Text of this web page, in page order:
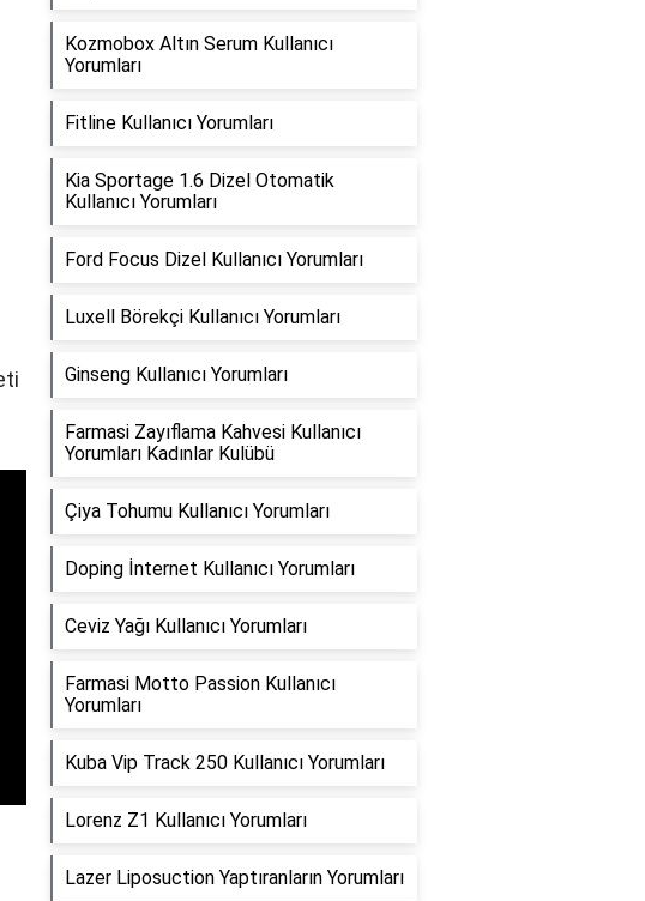
Kozmobox Altın Serum Kullanıcı
Yorumları
Fitline Kullanıcı Yorumları
Kia Sportage 1.6 Dizel Otomatik
Kullanıcı Yorumları
Ford Focus Dizel Kullanıcı Yorumları
Luxell Börekçi Kullanıcı Yorumları
Ginseng Kullanıcı Yorumları
Farmasi Zayıflama Kahvesi Kullanıcı
Yorumları Kadınlar Kulübü
Çiya Tohumu Kullanıcı Yorumları
Doping İnternet Kullanıcı Yorumları
Ceviz Yağı Kullanıcı Yorumları
Farmasi Motto Passion Kullanıcı
Yorumları
Kuba Vip Track 250 Kullanıcı Yorumları
Lorenz Z1 Kullanıcı Yorumları
Lazer Liposuction Yaptıranların Yorumları